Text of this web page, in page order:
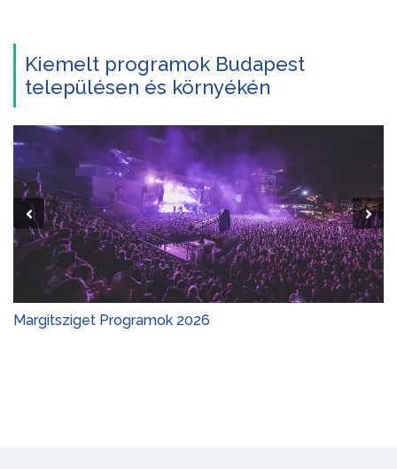
Kiemelt programok Budapest
településen és környékén
Margitsziget Programok 2026